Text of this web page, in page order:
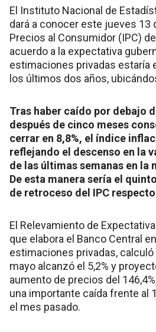
El Instituto Nacional de
dará a conocer este jueves 13
Precios al Consumidor (IPC)
acuerdo a la expectativa
estimaciones privadas estaría
los últimos dos años,
Tras haber caído por debajo
después de cinco meses
cerrar en 8,8%, el índice
reflejando el descenso en la
de las últimas semanas en la
De esta manera sería el
de retroceso del IPC
El Relevamiento de
que elabora el Banco Central
estimaciones privadas,
mayo alcanzó el 5,2% y
aumento de precios del
una importante caída frente al
el mes pasado.